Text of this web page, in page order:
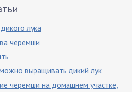
лука
черемши
выращивать дикий лук
черемши на домашнем участке,